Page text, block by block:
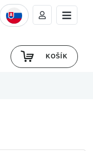
KOŠÍK